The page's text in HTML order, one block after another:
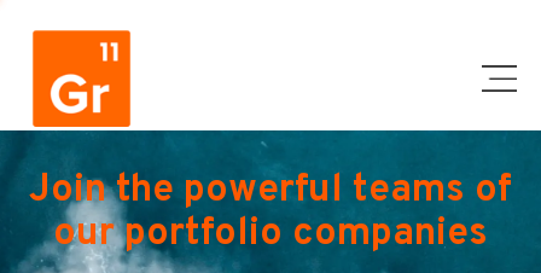
Join the powerful teams of
our portfolio companies